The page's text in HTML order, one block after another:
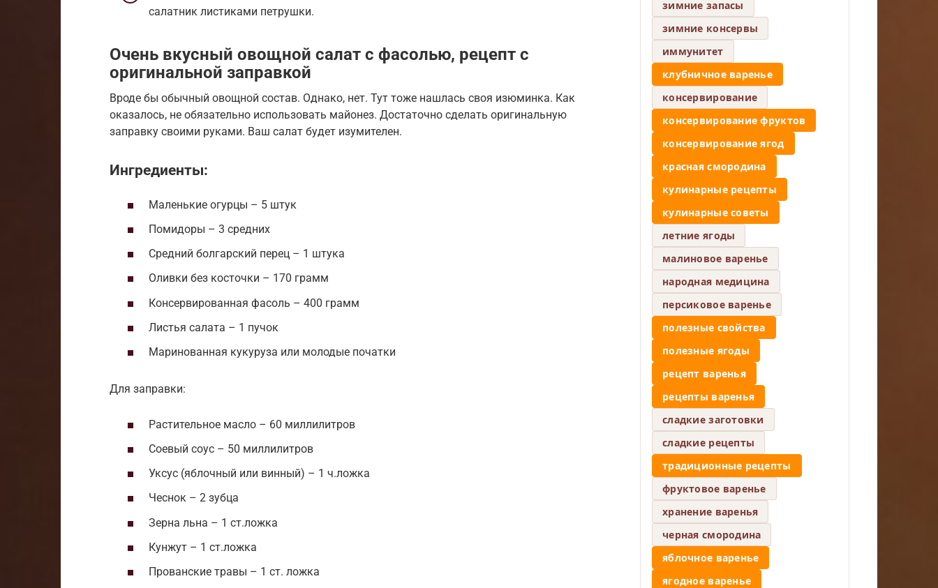
салатник листиками петрушки.
Очень вкусный овощной салат с фасолью, рецепт с
оригинальной заправкой
Вроде бы обычный овощной состав. Однако, нет. Тут тоже нашлась своя изюминка. Как
оказалось, не обязательно использовать майонез. Достаточно сделать оригинальную
заправку своими руками. Ваш салат будет изумителен.
Ингредиенты:
Маленькие огурцы – 5 штук
Помидоры – 3 средних
Средний болгарский перец – 1 штука
Оливки без косточки – 170 грамм
Консервированная фасоль – 400 грамм
Листья салата – 1 пучок
Маринованная кукуруза или молодые початки
Для заправки:
Растительное масло – 60 миллилитров
Соевый соус – 50 миллилитров
Уксус (яблочный или винный) – 1 ч.ложка
Чеснок – 2 зубца
Зерна льна – 1 ст.ложка
Кунжут – 1 ст.ложка
Прованские травы – 1 ст. ложка
зимние запасы
зимние консервы
иммунитет
клубничное варенье
консервирование
консервирование фруктов
консервирование ягод
красная смородина
кулинарные рецепты
кулинарные советы
летние ягоды
малиновое варенье
народная медицина
персиковое варенье
полезные свойства
полезные ягоды
рецепт варенья
рецепты варенья
сладкие заготовки
сладкие рецепты
традиционные рецепты
фруктовое варенье
хранение варенья
черная смородина
яблочное варенье
ягодное варенье